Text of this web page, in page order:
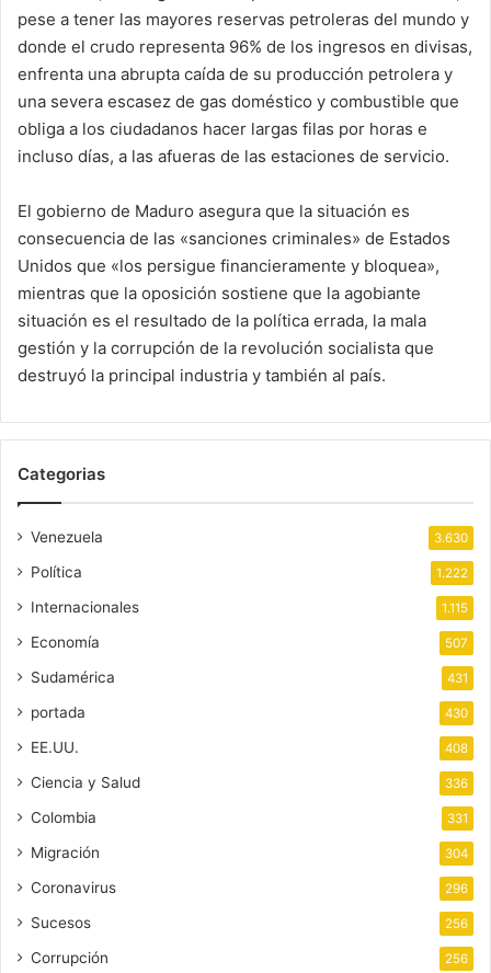
pese a tener las mayores reservas petroleras del mundo y
donde el crudo representa 96% de los ingresos en divisas,
enfrenta una abrupta caída de su producción petrolera y
una severa escasez de gas doméstico y combustible que
obliga a los ciudadanos hacer largas filas por horas e
incluso días, a las afueras de las estaciones de servicio.
El gobierno de Maduro asegura que la situación es
consecuencia de las «sanciones criminales» de Estados
Unidos que «los persigue financieramente y bloquea»,
mientras que la oposición sostiene que la agobiante
situación es el resultado de la política errada, la mala
gestión y la corrupción de la revolución socialista que
destruyó la principal industria y también al país.
Categorias
Venezuela 3.630
Política 1.222
Internacionales 1.115
Economía 507
Sudamérica 431
portada 430
EE.UU. 408
Ciencia y Salud 336
Colombia 331
Migración 304
Coronavirus 296
Sucesos 256
Corrupción 256